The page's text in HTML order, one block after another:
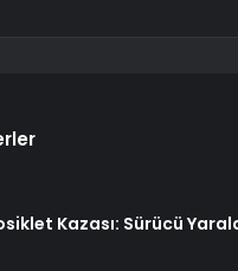
Kazası: Sürücü